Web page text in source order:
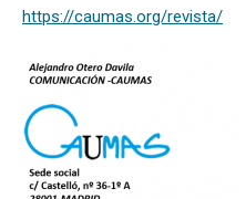
https://caumas.org/revista/